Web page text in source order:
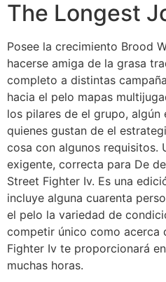
The Longest
Posee la crecimiento Brood
hacerse amiga de la grasa
completo a distintas
hacia el pelo mapas
los pilares de el grupo, algún
quienes gustan de el
cosa con algunos requisitos.
exigente, correcta para De
Street Fighter Iv. Es una
incluye alguna cuarenta
el pelo la variedad de
competir único como acerca
Fighter Iv te proporcionará
muchas horas.